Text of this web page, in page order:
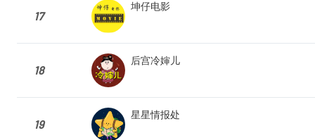
17
坤仔电影
18
后宫冷婶儿
19
星星情报处